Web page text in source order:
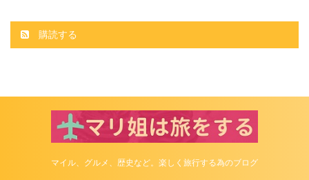
購読する
マイル、グルメ、歴史など。楽しく旅行する為のブログ